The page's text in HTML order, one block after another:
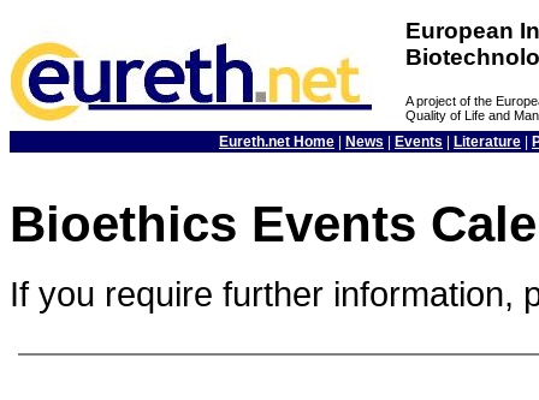
European
A project of the
Quality of Life and
Eureth.net Home News Events Literature
Bioethics Events
If you require further information,